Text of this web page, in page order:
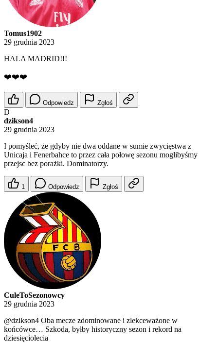
Tomus1902
29 grudnia 2023
HALA MADRID!!!
❤️❤️❤️
Odpowiedz Zgłoś
D
dzikson4
29 grudnia 2023
I pomyśleć, że gdyby nie dwa oddane w sumie zwycięstwa z
Unicaja i Fenerbahce to przez cała połowę sezonu moglibyśmy
przejsc bez porażki. Dominatorzy.
1 Odpowiedz Zgłoś
CuleToSezonowcy
29 grudnia 2023
@dzikson4 Oba mecze zdominowane i zlekceważone w
końcówce… Szkoda, byłby historyczny sezon i rekord na
dziesięciolecia